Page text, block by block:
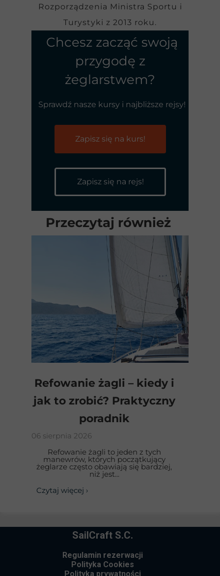
Przeczytaj również
Refowanie żagli – kiedy i
jak to zrobić? Praktyczny
poradnik
06 sierpnia 2026
Refowanie żagli to jeden z tych
manewrów, których początkujący
żeglarze często obawiają się bardziej,
niż jest...
Czytaj więcej ›
Zapisz się na rejs!
Zapisz się na kurs!
Chcesz zacząć swoją
przygodę z
żeglarstwem?
Sprawdź nasze kursy i najbliższe rejsy!
Rozporządzenia Ministra Sportu i
Turystyki z 2013 roku.
SailCraft S.C.
Regulamin rezerwacji
Polityka Cookies
Polityka prywatności